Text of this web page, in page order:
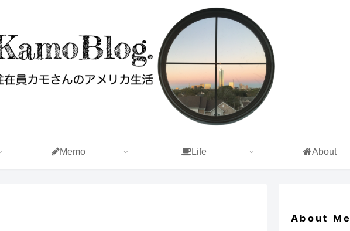
Memo Life About
About Me